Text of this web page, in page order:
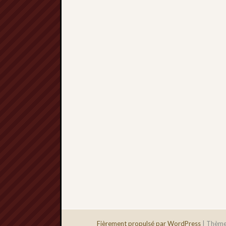
Fièrement propulsé par WordPress